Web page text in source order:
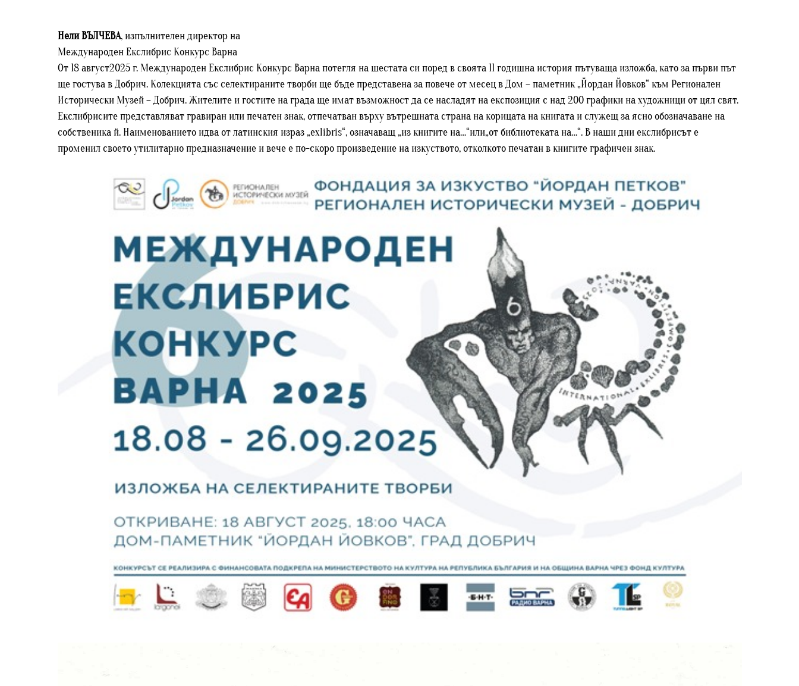
Нели ВЪЛЧЕВА, изпълнителен директор на
Международен Екслибрис Конкурс Варна
От 18 август2025 г. Международен Екслибрис Конкурс Варна потегля на шестата си поред в своята 11 годишна история пътуваща изложба, като за първи път
ще гостува в Добрич. Колекцията със селектираните творби ще бъде представена за повече от месец в Дом – паметник „Йордан Йовков“ към Регионален
Исторически Музей – Добрич. Жителите и гостите на града ще имат възможност да се насладят на експозиция с над 200 графики на художници от цял свят.
Екслибрисите представляват гравиран или печатен знак, отпечатван върху вътрешната страна на корицата на книгата и служещ за ясно обозначаване на
собственика й. Наименованието идва от латинския израз „exlibris“, означаващ „из книгите на…“или„от библиотеката на…“. В наши дни екслибрисът е
променил своето утилитарно предназначение и вече е по-скоро произведение на изкуството, отколкото печатан в книгите графичен знак.